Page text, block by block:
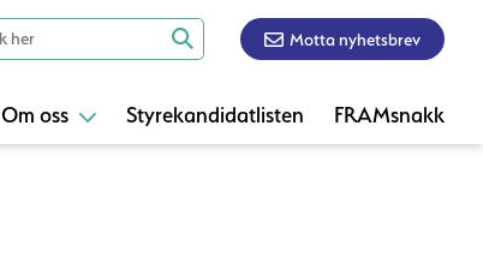
Motta nyhetsbrev
Om oss Styrekandidatlisten FRAMsnakk